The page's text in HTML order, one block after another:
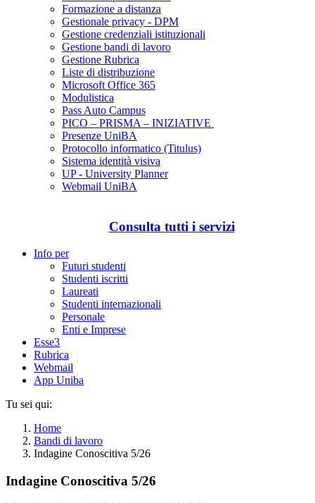
Formazione a distanza
Gestionale privacy - DPM
Gestione credenziali istituzionali
Gestione bandi di lavoro
Gestione Rubrica
Liste di distribuzione
Microsoft Office 365
Modulistica
Pass Auto Campus
PICO – PRISMA – INIZIATIVE
Presenze UniBA
Protocollo informatico (Titulus)
Sistema identità visiva
UP - University Planner
Webmail UniBA
Consulta tutti i servizi
Info per
Futuri studenti
Studenti iscritti
Laureati
Studenti internazionali
Personale
Enti e Imprese
Esse3
Rubrica
Webmail
App Uniba
Tu sei qui:
Home
Bandi di lavoro
Indagine Conoscitiva 5/26
Indagine Conoscitiva 5/26